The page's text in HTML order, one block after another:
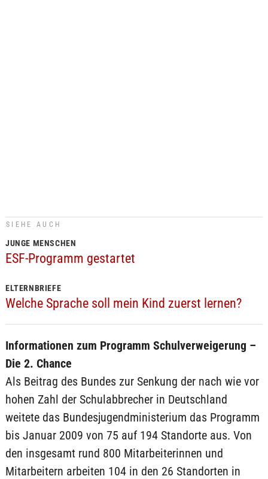
SIEHE AUCH
JUNGE MENSCHEN
ESF-Programm gestartet
ELTERNBRIEFE
Welche Sprache soll mein Kind zuerst lernen?
Informationen zum Programm Schulverweigerung –
Die 2. Chance
Als Beitrag des Bundes zur Senkung der nach wie vor
hohen Zahl der Schulabbrecher in Deutschland
weitete das Bundesjugendministerium das Programm
bis Januar 2009 von 75 auf 194 Standorte aus. Von
den insgesamt rund 800 Mitarbeiterinnen und
Mitarbeitern arbeiten 104 in den 26 Standorten in